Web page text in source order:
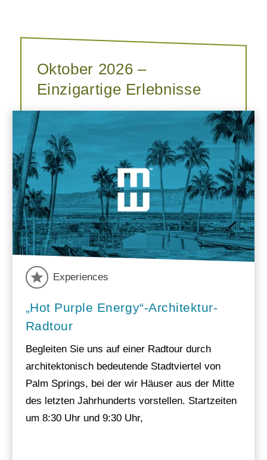
Oktober 2026 –
Einzigartige Erlebnisse
Experiences
„Hot Purple Energy“-Architektur-
Radtour
Begleiten Sie uns auf einer Radtour durch
architektonisch bedeutende Stadtviertel von
Palm Springs, bei der wir Häuser aus der Mitte
des letzten Jahrhunderts vorstellen. Startzeiten
um 8:30 Uhr und 9:30 Uhr,